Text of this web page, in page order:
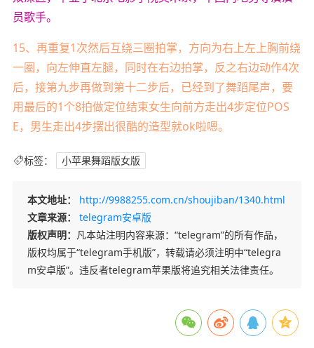
员歌手。
15、再重复1次然后互绕三圈拍掌，方向为右上左上胸前绕
一圈，向左伸直左腿，同时在右边拍掌，反之右边动作4次
后，接第九步再做到第十二步后，已经到了舞蹈尾声，要
用最后的1个8拍做定位结束女生向前方走出4步定位POS
E，男生走出4步摆出很酷的造型就ok啦嗯。
标签： 小苹果舞蹈版女版
本文地址：
http://9988255.com.cn/shoujiban/1340.html
文章来源：
telegram安卓版
版权声明： 凡本站注明内容来源：“telegram”的所有作品，
版权均属于“telegram手机版”，转载请必须注明中“telegra
m安卓版”。违反者telegram苹果版将追究相关法律责任。